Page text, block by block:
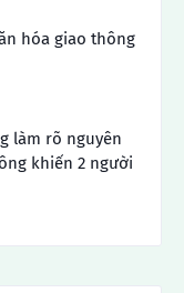
hóa giao thông
làm rõ nguyên
khiến 2 người